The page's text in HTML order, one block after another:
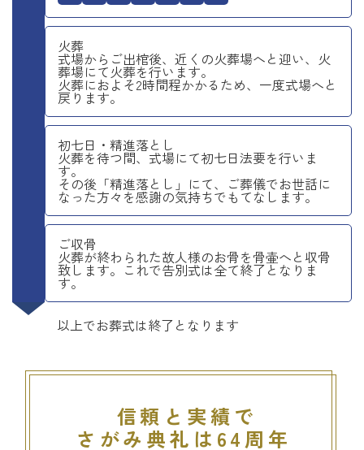
火葬
式場からご出棺後、近くの火葬場へと迎い、火
葬場にて火葬を行います。
火葬におよそ2時間程かかるため、一度式場へと
戻ります。
初七日・精進落とし
火葬を待つ間、式場にて初七日法要を行いま
す。
その後「精進落とし」にて、ご葬儀でお世話に
なった方々を感謝の気持ちでもてなします。
ご収骨
火葬が終わられた故人様のお骨を骨壷へと収骨
致します。これで告別式は全て終了となりま
す。
以上でお葬式は終了となります
信頼と実績で
さがみ典礼は64周年